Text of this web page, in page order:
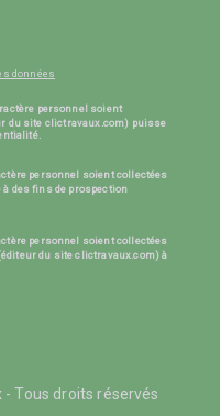
données
personnel soient
du site clictravaux.com) puisse
personnel soient collectées
à des fins de prospection
personnel soient collectées
du site clictravaux.com) à
Tous droits réservés